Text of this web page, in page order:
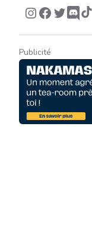
Publicité